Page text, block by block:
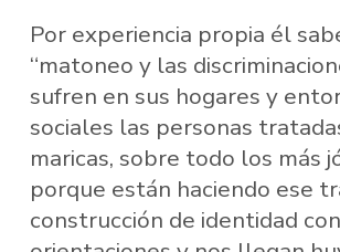
Por experiencia propia él
“matoneo y las
sufren en sus hogares y
sociales las personas
maricas, sobre todo los más
porque están haciendo ese
construcción de identidad